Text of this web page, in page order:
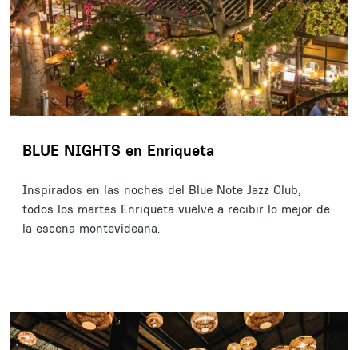
BLUE NIGHTS en Enriqueta
Inspirados en las noches del Blue Note Jazz Club,
todos los martes Enriqueta vuelve a recibir lo mejor de
la escena montevideana.